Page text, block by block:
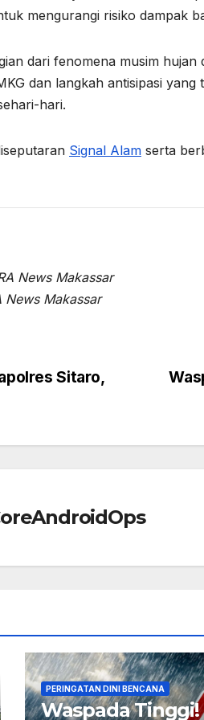
mengurangi risiko dampak
dari fenomena musim
dan langkah antisipasi
hari.
Signal Alam serta
News Makassar
News Makassar
Sitaro,
PERINGATAN DINI BENCANA
Waspada Tinggi!